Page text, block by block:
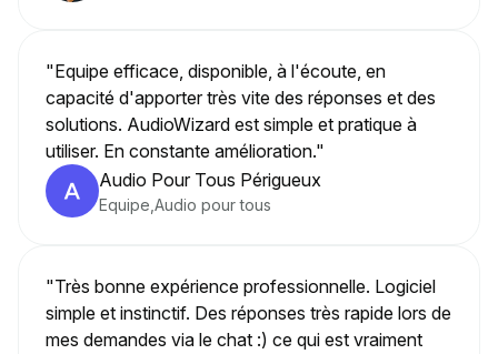
"Equipe efficace, disponible, à l'écoute, en
capacité d'apporter très vite des réponses et des
solutions. AudioWizard est simple et pratique à
utiliser. En constante amélioration."
Audio Pour Tous Périgueux
Equipe Audio pour tous
"Très bonne expérience professionnelle. Logiciel
simple et instinctif. Des réponses très rapide lors de
mes demandes via le chat :) ce qui est vraiment